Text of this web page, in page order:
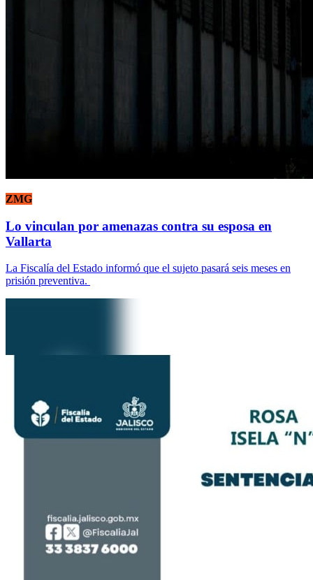
ZMG
Lo vinculan por amenazas contra su esposa en
Vallarta
La Fiscalía del Estado informó que el sujeto pasará seis meses en
prisión preventiva.